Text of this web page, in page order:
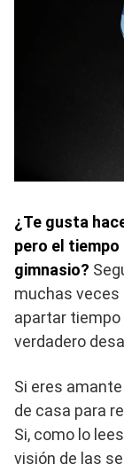
¿Te gusta
pero el tiempo
gimnasio?
muchas veces
apartar
verdadero
Si eres
de casa para
Si, como lo
visión de las